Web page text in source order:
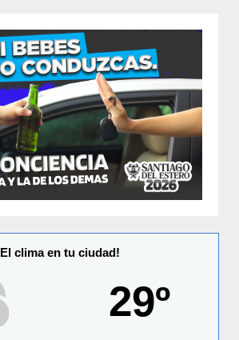
El clima en tu ciudad!
29º